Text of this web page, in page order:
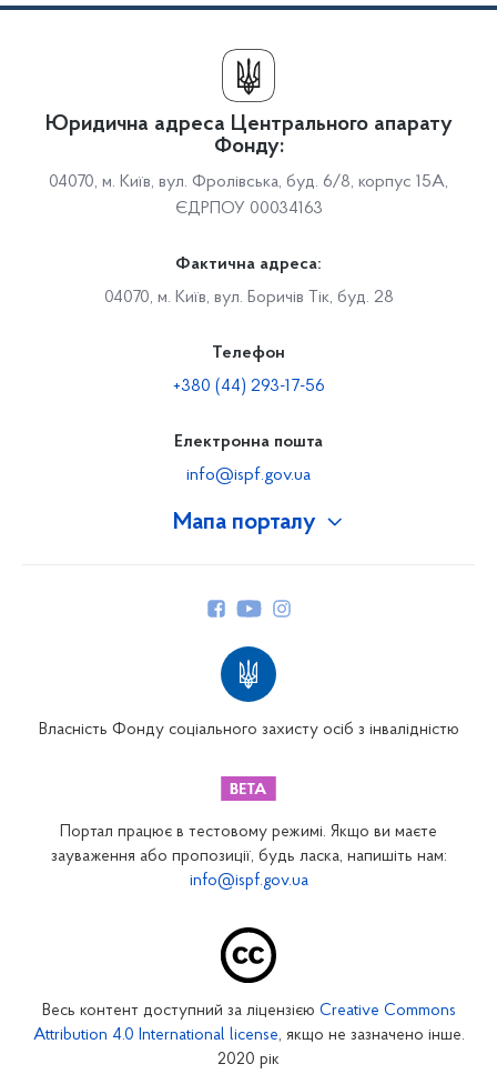
Мапа порталу
Закарпатське відділення
Запорізьке відділення
Кіровоградське відділення
Юридична адреса Центрального апарату
Фонду:
04070, м. Київ, вул. Фролівська, буд. 6/8, корпус 15А,
ЄДРПОУ 00034163
Фактична адреса:
04070, м. Київ, вул. Боричів Тік, буд. 28
Телефон
+380 (44) 293-17-56
Електронна пошта
info@ispf.gov.ua
Власність Фонду соціального захисту осіб з інвалідністю
Портал працює в тестовому режимі. Якщо ви маєте
зауваження або пропозиції, будь ласка, напишіть нам:
info@ispf.gov.ua
Весь контент доступний за ліцензією Creative Commons
Attribution 4.0 International license, якщо не зазначено інше.
2020 рік